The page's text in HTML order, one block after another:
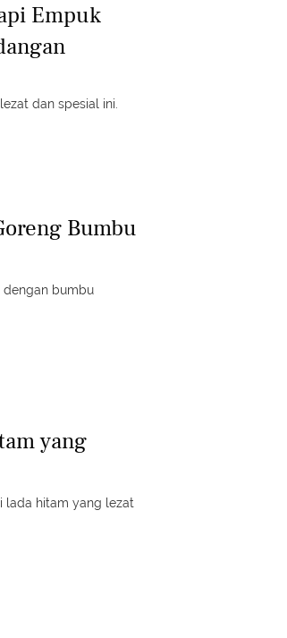
Empuk
dan spesial ini.
Bumbu
dengan bumbu
yang
lada hitam yang lezat